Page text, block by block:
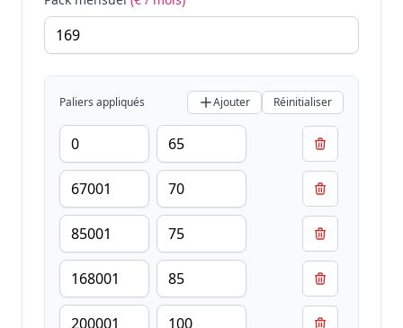
Paliers appliqués Ajouter Réinitialiser